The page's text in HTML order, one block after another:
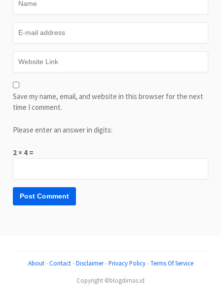
Save my name, email, and website in this browser for the next
time I comment.
Please enter an answer in digits:
2 × 4 =
About-Contact-Disclaimer-Privacy Policy-Terms Of Service
Copyright ©blogdimas.id